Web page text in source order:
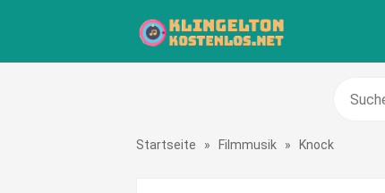
Startseite » Filmmusik » Knock